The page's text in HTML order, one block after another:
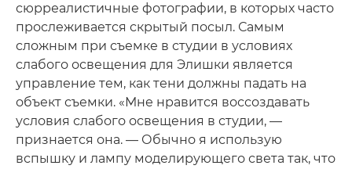
сюрреалистичные фотографии, в которых часто
прослеживается скрытый посыл. Самым
сложным при съемке в студии в условиях
слабого освещения для Элишки является
управление тем, как тени должны падать на
объект съемки. «Мне нравится воссоздавать
условия слабого освещения в студии, —
признается она. — Обычно я использую
вспышку и лампу моделирующего света так, что